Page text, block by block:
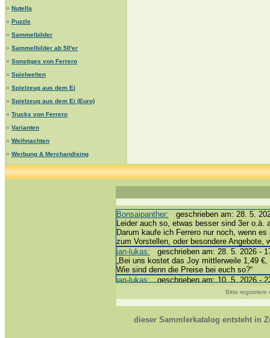
» Nutella
» Puzzle
» Sammelbilder
» Sammelbilder ab 50'er
» Sonstiges von Ferrero
» Spielwelten
» Spielzeug aus dem Ei
» Spielzeug aus dem Ei (Euro)
» Trucks von Ferrero
» Varianten
» Weihnachten
» Werbung & Merchandising
Bonsaipanther: geschrieben am: 28. 5.
Leider auch so, etwas besser sind 3er o.ä.
Darum kaufe ich Ferrero nur noch, wenn
zum Vorstellen, oder besondere Angebote,
jan-lukas: geschrieben am: 28. 5. 2026 -
„Bei uns kostet das Joy mittlerweile 1,49
Wie sind denn die Preise bei euch so?“
jan-lukas:geschrieben am: 10. 5. 2026 -
Bonsaipanther:geschrieben am: 10. 5.
@ Harald
https://www.ue-ei-portal-
Dein Enkel sollte zur Strafe die nächsten
Bitte registriere
dieser Sammlerkatalog entsteht in